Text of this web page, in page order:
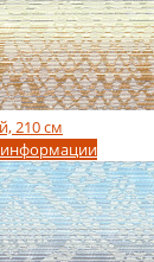
210 см